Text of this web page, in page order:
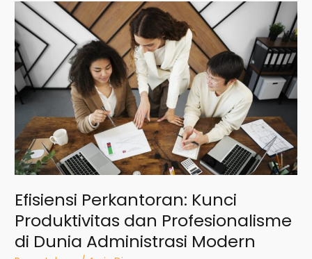
Efisiensi Perkantoran: Kunci
Produktivitas dan Profesionalisme
di Dunia Administrasi Modern
Efisiensi
Perkantoran:
Kunci
Produktivitas
dan
Profesionalisme
di
Dunia
Administrasi
Modern